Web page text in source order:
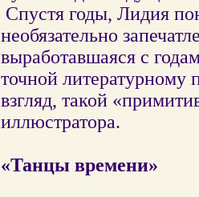
Спустя годы, Лидия
необязательно
выработавшаяся с
точной литературному
взгляд, такой
иллюстратора.
«Танцы времени»